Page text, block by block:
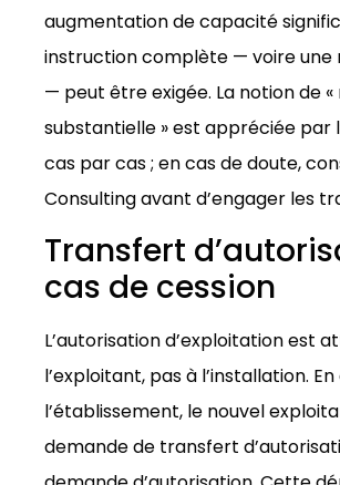
augmentation de capacité
instruction complète — voire une
— peut être exigée. La notion de
substantielle » est appréciée par
cas par cas ; en cas de doute,
Consulting avant d’engager les
Transfert
cas de cession
L’autorisation d’exploitation est
l’exploitant, pas à l’installation.
l’établissement, le nouvel
demande de transfert